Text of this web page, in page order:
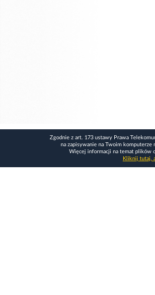
Zgodnie z art. 173 ustawy Prawa
na zapisywanie na Twoim
Więcej informacji na temat plików
Kliknij tutaj,